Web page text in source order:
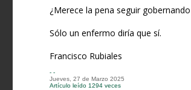
¿Merece la pena seguir
Sólo un enfermo diría que sí.
Francisco Rubiales
- -
Jueves, 27 de Marzo 2025
Artículo leído 1294 veces